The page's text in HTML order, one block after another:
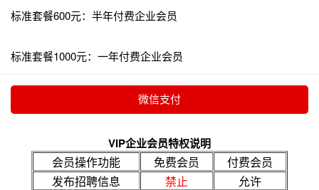
标准套餐600元：半年付费企业会员
标准套餐1000元：一年付费企业会员
VIP企业会员特权说明
会员操作功能 免费会员
付费会员
发布招聘信息
禁止
允许